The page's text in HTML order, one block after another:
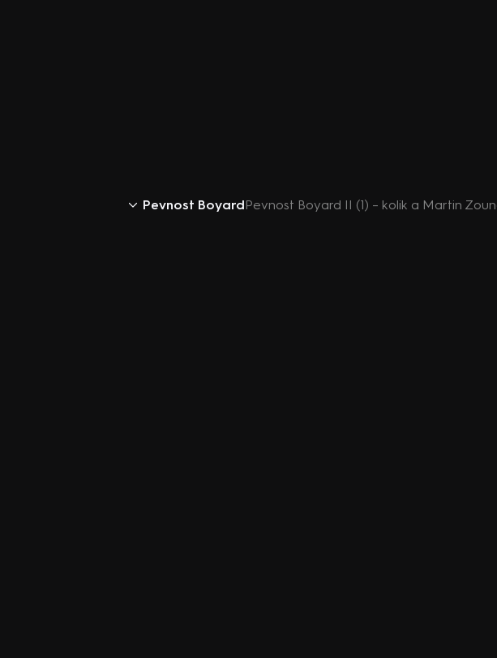
Pevnost BoyardPevnost Boyard II (1) – kolik a Martin